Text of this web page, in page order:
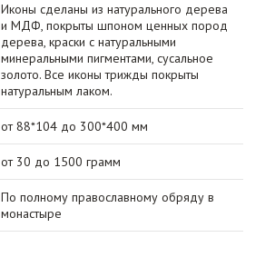
Иконы сделаны из натурального дерева
и МДФ, покрыты шпоном ценных пород
дерева, краски с натуральными
минеральными пигментами, сусальное
золото. Все иконы трижды покрыты
натуральным лаком.
от 88*104 до 300*400 мм
от 30 до 1500 грамм
По полному православному обряду в
монастыре